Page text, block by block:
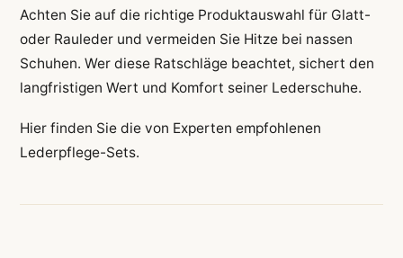
Achten Sie auf die richtige Produktauswahl für Glatt-
oder Rauleder und vermeiden Sie Hitze bei nassen
Schuhen. Wer diese Ratschläge beachtet, sichert den
langfristigen Wert und Komfort seiner Lederschuhe.
Hier finden Sie die von Experten empfohlenen
Lederpflege-Sets.